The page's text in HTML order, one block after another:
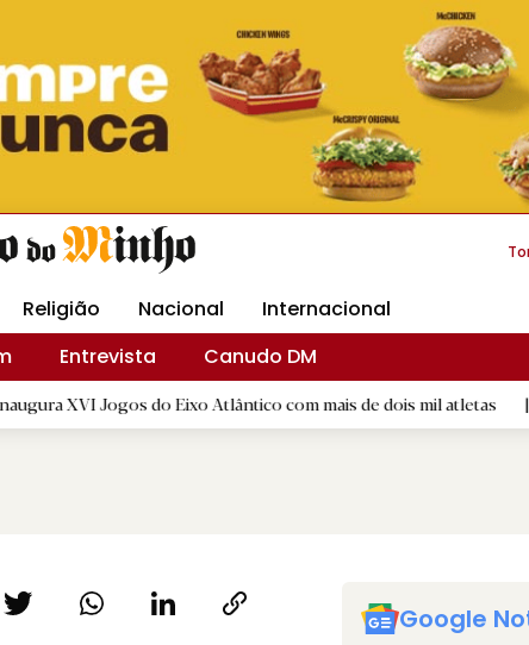
DM Livraria DM Arquidiocese Braga
Religião Nacional
Internacional
Entrevista
Canudo DM
do Eixo Atlântico com mais de dois mil atletas | D.
Google